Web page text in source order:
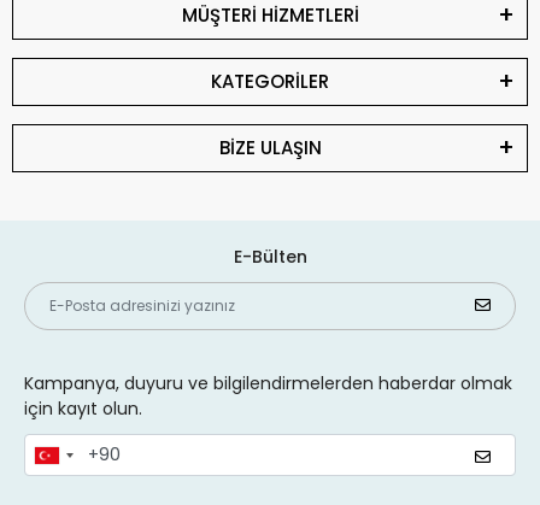
MÜŞTERİ HİZMETLERİ
KATEGORİLER
BİZE ULAŞIN
E-Bülten
Kampanya, duyuru ve bilgilendirmelerden haberdar olmak
için kayıt olun.